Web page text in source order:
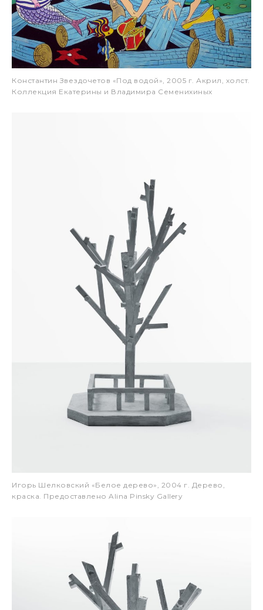
Константин Звездочетов «Под водой», 2005 г. Акрил, холст.
Коллекция Екатерины и Владимира Семенихиных
Игорь Шелковский «Белое дерево», 2004 г. Дерево,
краска. Предоставлено Alina Pinsky Gallery